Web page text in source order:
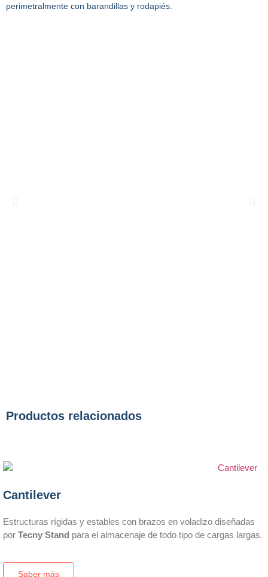
perimetralmente con barandillas y rodapiés.
Productos relacionados
Cantilever
Estructuras rígidas y estables con brazos en voladizo diseñadas
por Tecny Stand para el almacenaje de todo tipo de cargas largas.
Saber más